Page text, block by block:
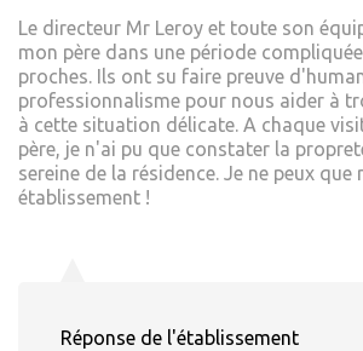
Le directeur Mr Leroy et toute son
mon père dans une période
proches. Ils ont su faire preuve
professionnalisme pour nous aider à
à cette situation délicate. A chaque
père, je n'ai pu que constater la
sereine de la résidence. Je ne peux
établissement !
Réponse de l'établissement